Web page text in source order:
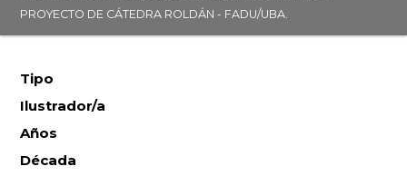
PROYECTO DE CÁTEDRA ROLDÁN - FADU/UBA.
Tipo
Ilustrador/a
Años
Década